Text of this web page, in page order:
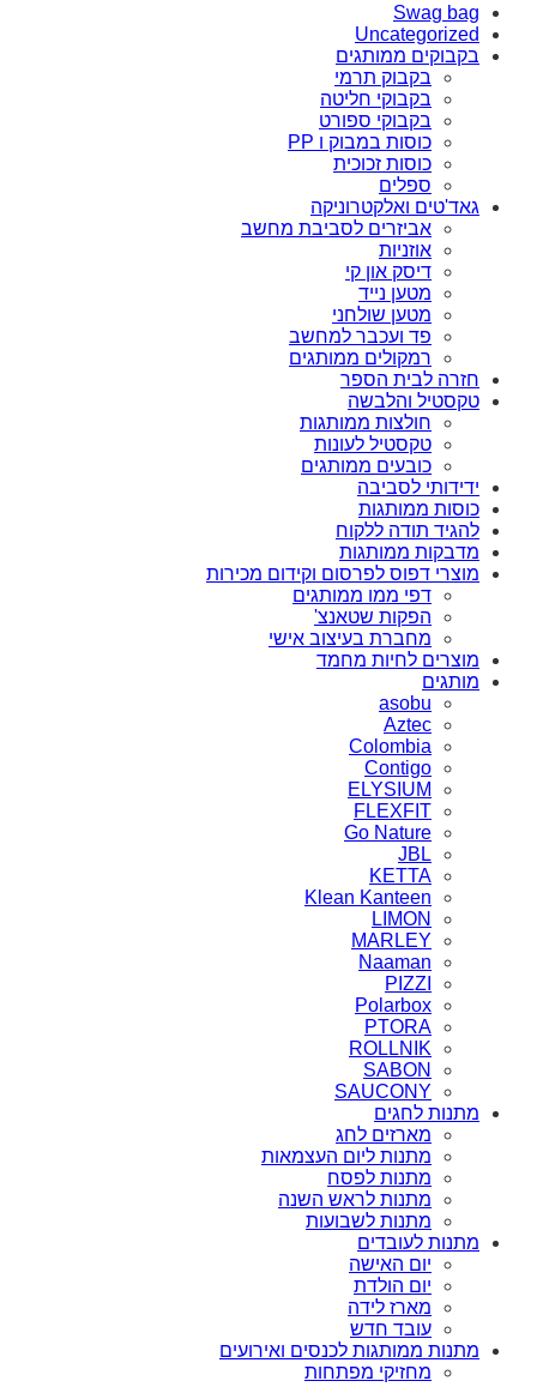
Swag bag
Uncategorized
בקבוקים ממותגים
בקבוק תרמי
בקבוקי חליטה
בקבוקי ספורט
כוסות במבוק ו PP
כוסות זכוכית
ספלים
גאד'טים ואלקטרוניקה
אביזרים לסביבת מחשב
אוזניות
דיסק און קי
מטען נייד
מטען שולחני
פד ועכבר למחשב
רמקולים ממותגים
חזרה לבית הספר
טקסטיל והלבשה
חולצות ממותגות
טקסטיל לעונות
כובעים ממותגים
ידידותי לסביבה
כוסות ממותגות
להגיד תודה ללקוח
מדבקות ממותגות
מוצרי דפוס לפרסום וקידום מכירות
דפי ממו ממותגים
הפקות שטאנצ'
מחברת בעיצוב אישי
מוצרים לחיות מחמד
מותגים
asobu
Aztec
Colombia
Contigo
ELYSIUM
FLEXFIT
Go Nature
JBL
KETTA
Klean Kanteen
LIMON
MARLEY
Naaman
PIZZI
Polarbox
PTORA
ROLLNIK
SABON
SAUCONY
מתנות לחגים
מארזים לחג
מתנות ליום העצמאות
מתנות לפסח
מתנות לראש השנה
מתנות לשבועות
מתנות לעובדים
יום האישה
יום הולדת
מארז לידה
עובד חדש
מתנות ממותגות לכנסים ואירועים
מחזיקי מפתחות